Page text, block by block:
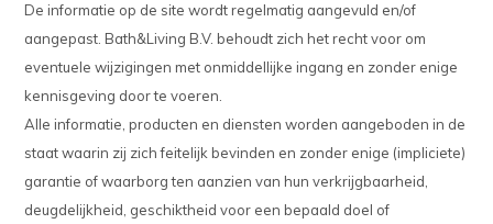
De informatie op de site wordt regelmatig aangevuld en/of
aangepast. Bath&Living B.V. behoudt zich het recht voor om
eventuele wijzigingen met onmiddellijke ingang en zonder enige
kennisgeving door te voeren.
Alle informatie, producten en diensten worden aangeboden in de
staat waarin zij zich feitelijk bevinden en zonder enige (impliciete)
garantie of waarborg ten aanzien van hun verkrijgbaarheid,
deugdelijkheid, geschiktheid voor een bepaald doel of